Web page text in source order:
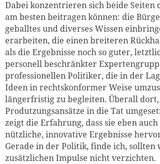
Dabei konzentrieren sich beide Seiten
am besten beitragen können: die
geballtes und diverses Wissen
erarbeiten, die einen breiteren
als die Ergebnisse noch so guter,
personell beschränkter
professionellen Politiker, die in der
Ideen in rechtskonformer Weise
längerfristig zu begleiten. Überall
Produtzungsansätze in die Tat
zeigt die Erfahrung, dass sie eben
nützliche, innovative Ergebnisse
Gerade in der Politik, finde ich, sollten
zusätzlichen Impulse nicht verzichten.